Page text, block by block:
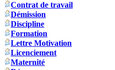
Contrat de travail
Démission
Discipline
Formation
Lettre Motivation
Licenciement
Maternité